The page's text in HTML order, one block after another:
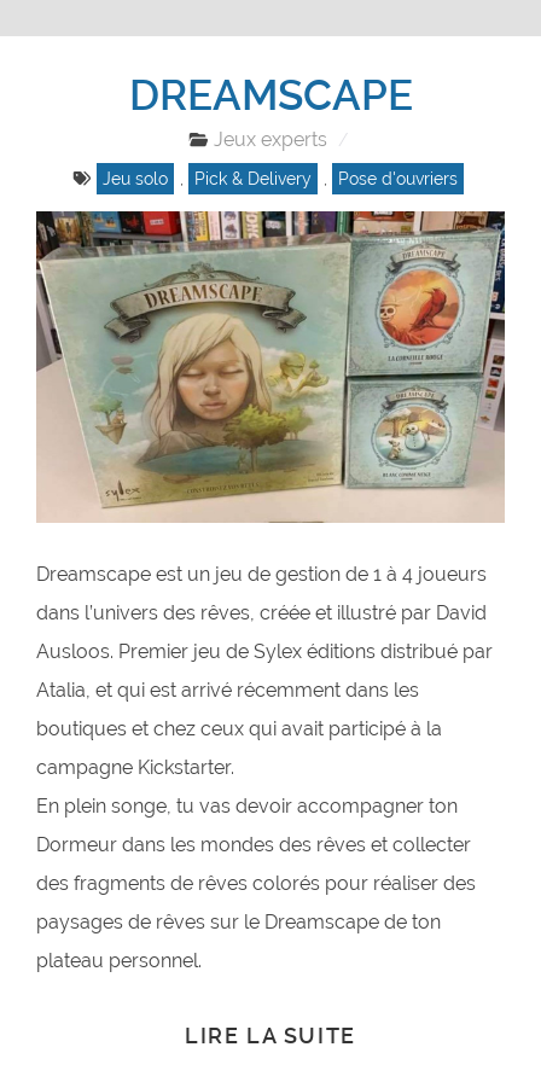
DREAMSCAPE
Jeux experts
Jeu solo , Pick & Delivery , Pose d'ouvriers
Dreamscape est un jeu de gestion de 1 à 4 joueurs
dans l’univers des rêves, créée et illustré par David
Ausloos. Premier jeu de Sylex éditions distribué par
Atalia, et qui est arrivé récemment dans les
boutiques et chez ceux qui avait participé à la
campagne Kickstarter.
En plein songe, tu vas devoir accompagner ton
Dormeur dans les mondes des rêves et collecter
des fragments de rêves colorés pour réaliser des
paysages de rêves sur le Dreamscape de ton
plateau personnel.
LIRE LA SUITE